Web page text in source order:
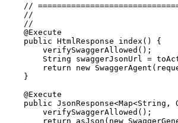
//
//
//
    @Execute
public HtmlResponse index() {
        verifySwaggerAllowed();
        String
swaggerJsonUrl
=
return new SwaggerAgent(
    }
    @Execute
public
        verifySwaggerAllowed();
return asJson( new